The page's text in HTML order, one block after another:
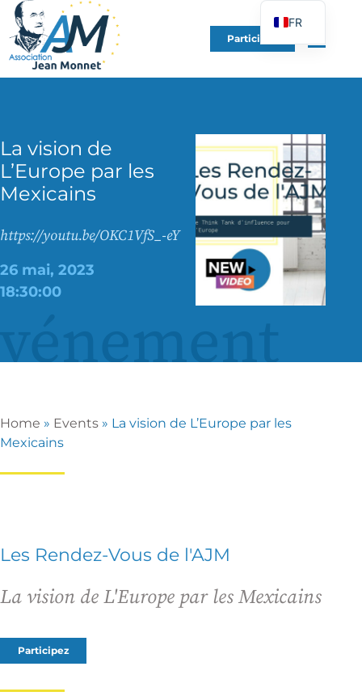
Participer
La vision de
L’Europe par les
Mexicains
https://youtu.be/OKC1VfS_-eY
26 mai, 2023
18:30:00
Home » Events » La vision de L’Europe par les
Mexicains
Les Rendez-Vous de l'AJM
La vision de L'Europe par les Mexicains
Participez
FR
EN
DE
PL
UK